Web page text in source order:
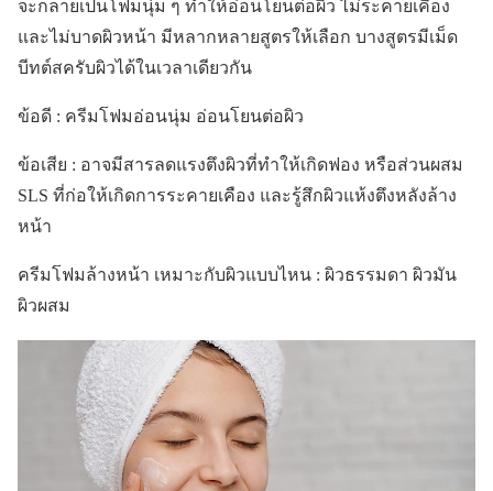
จะกลายเป็นโฟมนุ่ม ๆ ทำให้อ่อนโยนต่อผิว ไม่ระคายเคือง
และไม่บาดผิวหน้า มีหลากหลายสูตรให้เลือก บางสูตรมีเม็ด
บีทต์สครับผิวได้ในเวลาเดียวกัน
ข้อดี : ครีมโฟมอ่อนนุ่ม อ่อนโยนต่อผิว
ข้อเสีย : อาจมีสารลดแรงตึงผิวที่ทำให้เกิดฟอง หรือส่วนผสม
SLS ที่ก่อให้เกิดการระคายเคือง และรู้สึกผิวแห้งตึงหลังล้าง
หน้า
ครีมโฟมล้างหน้า เหมาะกับผิวแบบไหน : ผิวธรรมดา ผิวมัน
ผิวผสม